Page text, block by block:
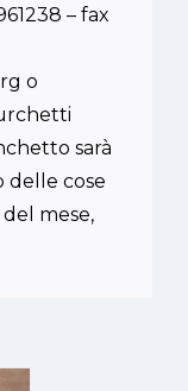
– fax
o
sarà
delle cose
mese,